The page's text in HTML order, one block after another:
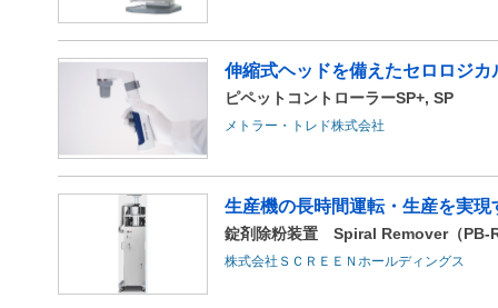
伸縮式ヘッドを備えたセロロジ
ピペットコントローラーSP+, SP
メトラー・トレド株式会社
生産機の長時間運転・生産を実
錠剤除粉装置 Spiral Remover（PB-
株式会社ＳＣＲＥＥＮホールディングス